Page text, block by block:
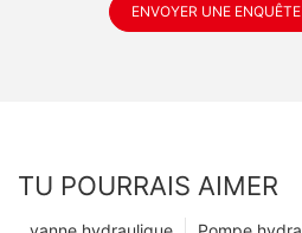
ENVOYER UNE
TU POURRAIS AIMER